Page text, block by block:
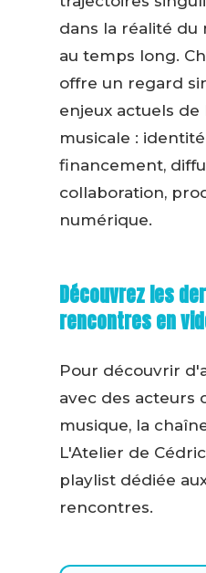
dans la réalité du
au temps long.
offre un regard
enjeux actuels de
musicale :
financement,
collaboration,
numérique.
Découvrez les
rencontres en
Pour découvrir
avec des acteurs
musique, la
L'Atelier de
playlist dédiée
rencontres.